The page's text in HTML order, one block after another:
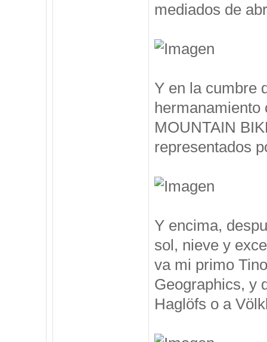
mediados de
Y en la cumbre
hermanamiento
MOUNTAIN
representados
Y encima,
sol, nieve y
va mi primo
Geographics, y
Haglöfs o a